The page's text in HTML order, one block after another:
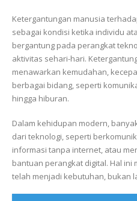
Ketergantungan manusia
sebagai kondisi ketika individu
bergantung pada perangkat
aktivitas sehari-hari.
menawarkan kemudahan,
berbagai bidang, seperti
hingga hiburan.
Dalam kehidupan modern,
dari teknologi, seperti
informasi tanpa internet, atau
bantuan perangkat digital. Hal
telah menjadi kebutuhan, bukan